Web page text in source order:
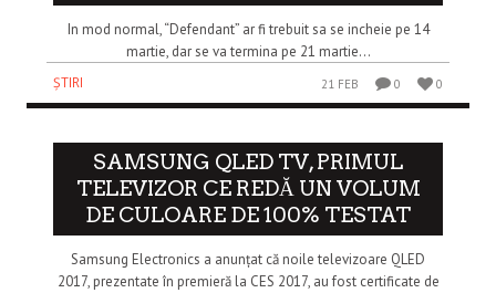
In mod normal, “Defendant” ar fi trebuit sa se incheie pe 14
martie, dar se va termina pe 21 martie...
ȘTIRI
21 FEB 0 0
SAMSUNG QLED TV, PRIMUL
TELEVIZOR CE REDĂ UN VOLUM
DE CULOARE DE 100% TESTAT
Samsung Electronics a anunțat că noile televizoare QLED
2017, prezentate în premieră la CES 2017, au fost certificate de